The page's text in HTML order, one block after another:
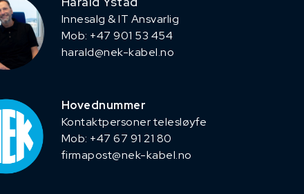
Innesalg & IT Ansvarlig
Mob: +47 901 53 454
harald@nek-kabel.no
Hovednummer
Kontaktpersoner telesløyfe
Mob: +47 67 91 21 80
firmapost@nek-kabel.no